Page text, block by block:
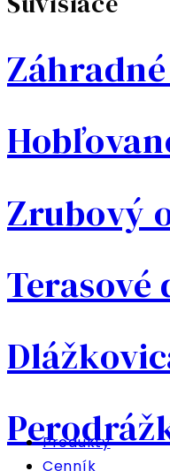
Zrubový
Terasové
Produkty
Cenník